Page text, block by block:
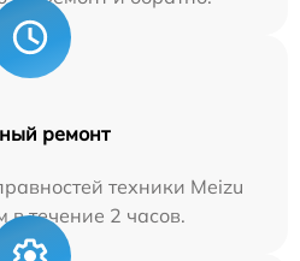
ремонт
техники Meizu
в течение 2 часов.